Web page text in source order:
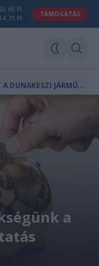
Ft
Ft
TÁMOGATÁS
V
ITÉZY DÁVID KAIRÓBAN TÁRGYALT A DUNAKESZI JÁRMŰJAVÍTÓ EGYIPTOMI ÜGYÉRŐL
a